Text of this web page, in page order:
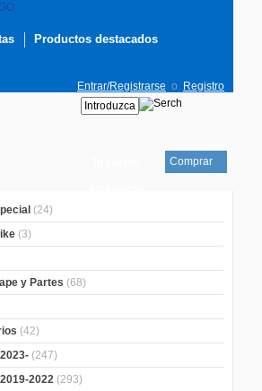
Productos destacados
Entrar/Registrarse o Registro
Comprar
(24)
(3)
y Partes (68)
(42)
(247)
2022 (293)